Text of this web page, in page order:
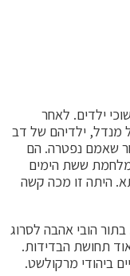
ילדים. לאחר
מנדל, ילדיהם של דב
– משה בן ה-13 ורמי בן ה-8 לאחר שאמם נפטרה. הם
מלחמת ששת הימים
היתה זו מכה קשה
הובי אהבה לסרוג
תחושת הבדידות.
ביהודי מרקולשט.